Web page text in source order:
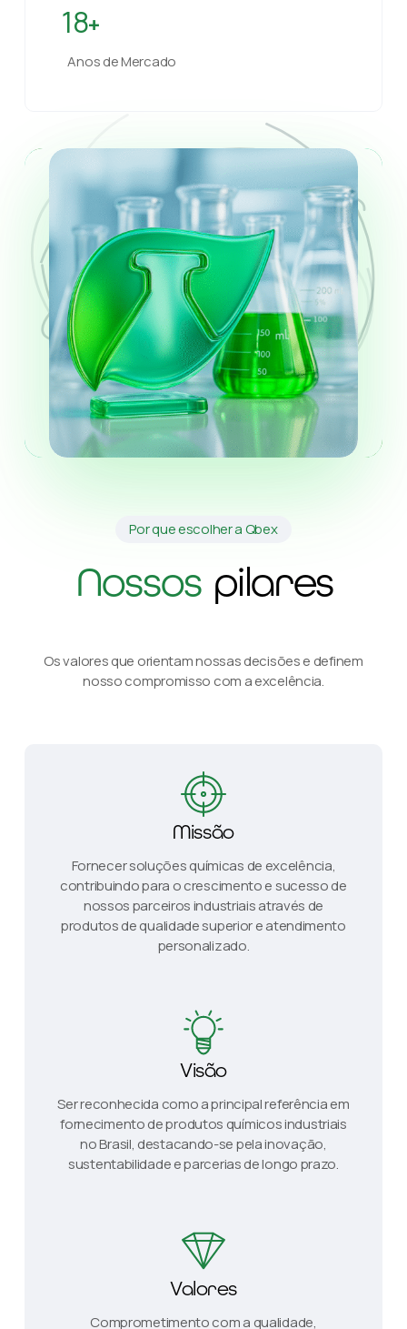
18+
Anos de Mercado
Por que escolher a Qbex
Nossos pilares
Os valores que orientam nossas decisões e definem
nosso compromisso com a excelência.
Missão
Fornecer soluções químicas de excelência,
contribuindo para o crescimento e sucesso de
nossos parceiros industriais através de
produtos de qualidade superior e atendimento
personalizado.
Visão
Ser reconhecida como a principal referência em
fornecimento de produtos químicos industriais
no Brasil, destacando-se pela inovação,
sustentabilidade e parcerias de longo prazo.
Valores
Comprometimento com a qualidade,